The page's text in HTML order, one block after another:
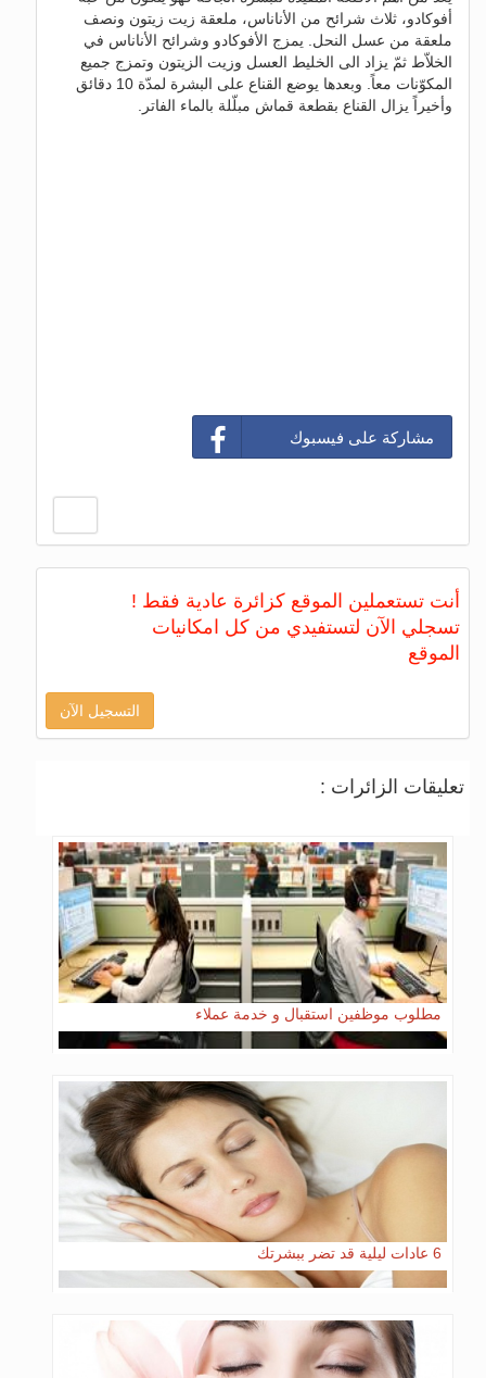
أفوكادو، ثلاث شرائح من الأناناس، ملعقة زيت زيتون ونصف
ملعقة من عسل النحل. يمزج الأفوكادو وشرائح الأناناس في
الخلاّط ثمّ يزاد الى الخليط العسل وزيت الزيتون وتمزج جميع
المكوّنات معاً. وبعدها يوضع القناع على البشرة لمدّة 10 دقائق
وأخيراً يزال القناع بقطعة قماش مبلّلة بالماء الفاتر.
مشاركة على فيسبوك
أنت تستعملين الموقع كزائرة عادية فقط !
تسجلي الآن لتستفيدي من كل امكانيات
الموقع
التسجيل الآن
تعليقات الزائرات :
مطلوب موظفين استقبال و خدمة عملاء
6 عادات ليلية قد تضر ببشرتك